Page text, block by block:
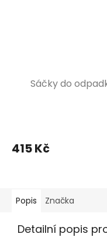
Sáčky do
415 Kč
Popis Značka
Detailní popis